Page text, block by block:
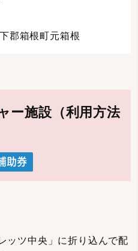
郡箱根町元箱根
ー施設（利用方法
ッツ中央」に折り込んで配